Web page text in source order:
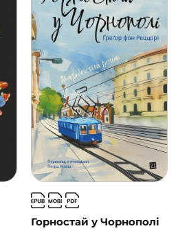
Горностай у Чорнополі